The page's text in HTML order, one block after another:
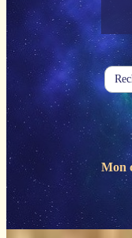
de
Mon